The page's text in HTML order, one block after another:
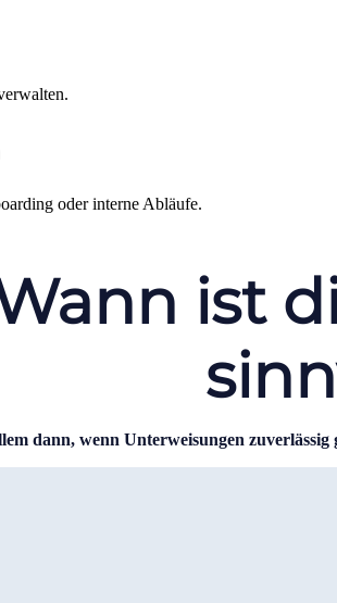
oder interne Abläufe.
ist
dann, wenn Unterweisungen zuverlässig